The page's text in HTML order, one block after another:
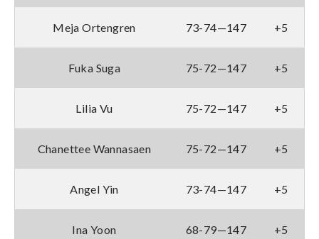
Meja Ortengren 73-74—147 +5
Fuka Suga 75-72—147 +5
Lilia Vu 75-72—147 +5
Chanettee Wannasaen 75-72—147 +5
Angel Yin 73-74—147 +5
Ina Yoon 68-79—147 +5